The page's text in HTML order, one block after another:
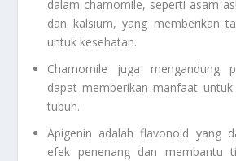
dalam chamomile, seperti asam
dan kalsium, yang memberikan
untuk kesehatan.
Chamomile juga mengandung
dapat memberikan manfaat untuk
tubuh.
Apigenin adalah flavonoid yang
efek penenang dan membantu